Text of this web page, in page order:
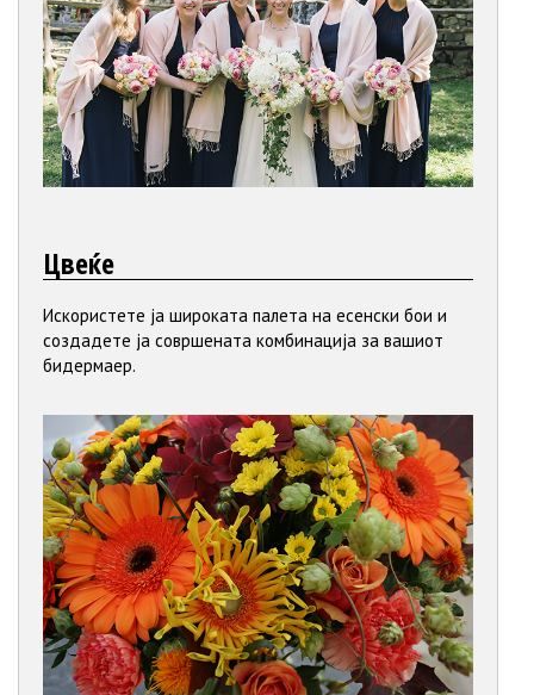
Цвеќе
Искористете ја широката палета на есенски бои и
создадете ја совршената комбинација за вашиот
бидермаер.